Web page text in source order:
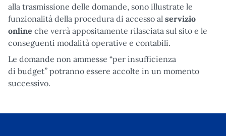
alla trasmissione delle domande, sono illustrate le
funzionalità della procedura di accesso al servizio
online che verrà appositamente rilasciata sul sito e le
conseguenti modalità operative e contabili.
Le domande non ammesse “per insufficienza
di budget” potranno essere accolte in un momento
successivo.